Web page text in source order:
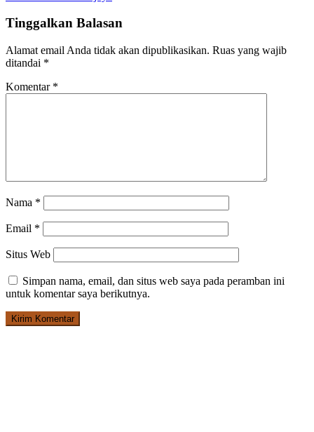
Tinggalkan Balasan
Alamat email Anda tidak akan dipublikasikan. Ruas yang wajib
ditandai *
Komentar *
Nama *
Email *
Situs Web
Simpan nama, email, dan situs web saya pada peramban ini
untuk komentar saya berikutnya.